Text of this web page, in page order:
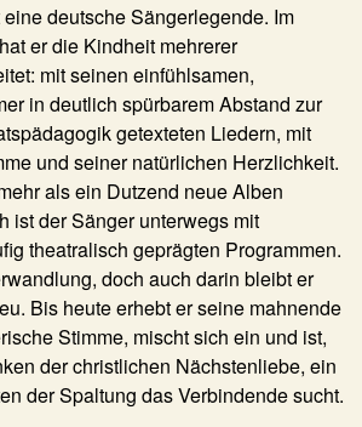
eine deutsche Sängerlegende. Im
er die Kindheit mehrerer
mit seinen einfühlsamen,
in deutlich spürbarem Abstand zur
getexteten Liedern, mit
und seiner natürlichen Herzlichkeit.
als ein Dutzend neue Alben
ist der Sänger unterwegs mit
theatralisch geprägten Programmen.
doch auch darin bleibt er
Bis heute erhebt er seine mahnende
Stimme, mischt sich ein und ist,
der christlichen Nächstenliebe, ein
der Spaltung das Verbindende sucht.